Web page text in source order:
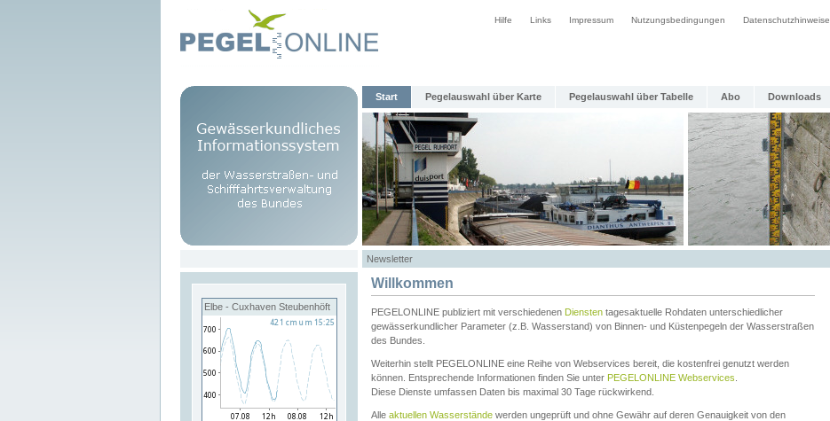
Hilfe Links Impressum Nutzungsbedingungen Datenschutzhinweise
Start Pegelauswahl über Karte Pegelauswahl über Tabelle Abo Downloads
Newsletter
Elbe - Cuxhaven Steubenhöft
Willkommen
PEGELONLINE publiziert mit verschiedenen Diensten tagesaktuelle Rohdaten unterschiedlicher
gewässerkundlicher Parameter (z.B. Wasserstand) von Binnen- und Küstenpegeln der Wasserstraßen
des Bundes.
Weiterhin stellt PEGELONLINE eine Reihe von Webservices bereit, die kostenfrei genutzt werden
können. Entsprechende Informationen finden Sie unter PEGELONLINE Webservices
Diese Dienste umfassen Daten bis maximal 30 Tage rückwirkend.
Alle aktuellen Wasserstände werden ungeprüft und ohne Gewähr auf deren Genauigkeit von den